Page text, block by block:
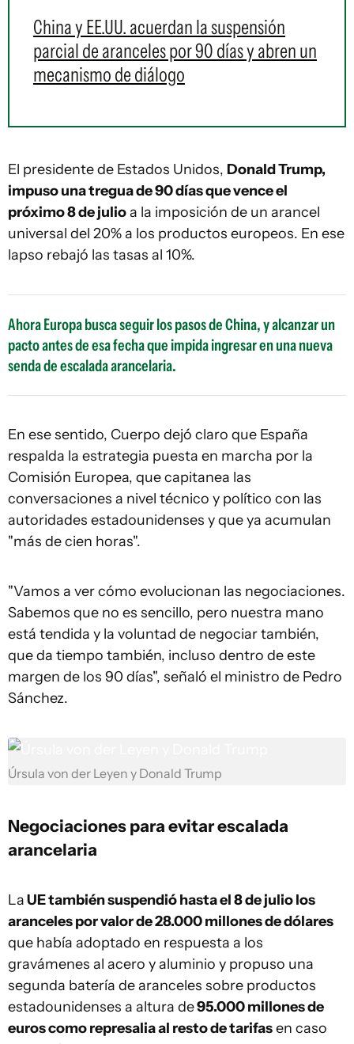
China y EE.UU. acuerdan la suspensión
parcial de aranceles por 90 días y abren un
mecanismo de diálogo
El presidente de Estados Unidos, Donald Trump,
impuso una tregua de 90 días que vence el
próximo 8 de julioa la imposición de un arancel
universal del 20% a los productos europeos. En ese
lapso rebajó las tasas al 10%.
Ahora Europa busca seguir los pasos de China, y alcanzar un
pacto antes de esa fecha que impida ingresar en una nueva
senda de escalada arancelaria.
En ese sentido, Cuerpo dejó claro que España
respalda la estrategia puesta en marcha por la
Comisión Europea, que capitanea las
conversaciones a nivel técnico y político con las
autoridades estadounidenses y que ya acumulan
"más de cien horas".
"Vamos a ver cómo evolucionan las negociaciones.
Sabemos que no es sencillo, pero nuestra mano
está tendida y la voluntad de negociar también,
que da tiempo también, incluso dentro de este
margen de los 90 días", señaló el ministro de Pedro
Sánchez.
Úrsula von der Leyen y Donald Trump
Negociaciones para evitar escalada
arancelaria
LaUE también suspendió hasta el 8 de julio los
aranceles por valor de 28.000 millones de dólares
que había adoptado en respuesta a los
gravámenes al acero y aluminio y propuso una
segunda batería de aranceles sobre productos
estadounidenses a altura de95.000 millones de
euros como represalia al resto de tarifasen caso